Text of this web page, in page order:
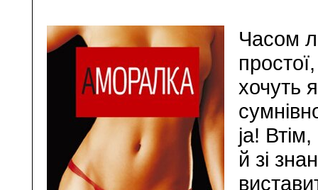
Часом
хочуть
ja!
й зі